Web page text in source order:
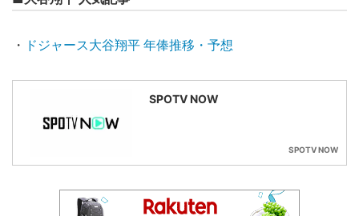
・ ドジャース大谷翔平 年俸推移・予想
SPOTV NOW
SPOTV NOW